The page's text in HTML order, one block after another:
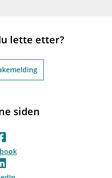
lette etter?
siden